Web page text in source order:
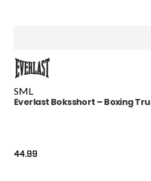
SML
Everlast Boksshort – Boxing
44.99